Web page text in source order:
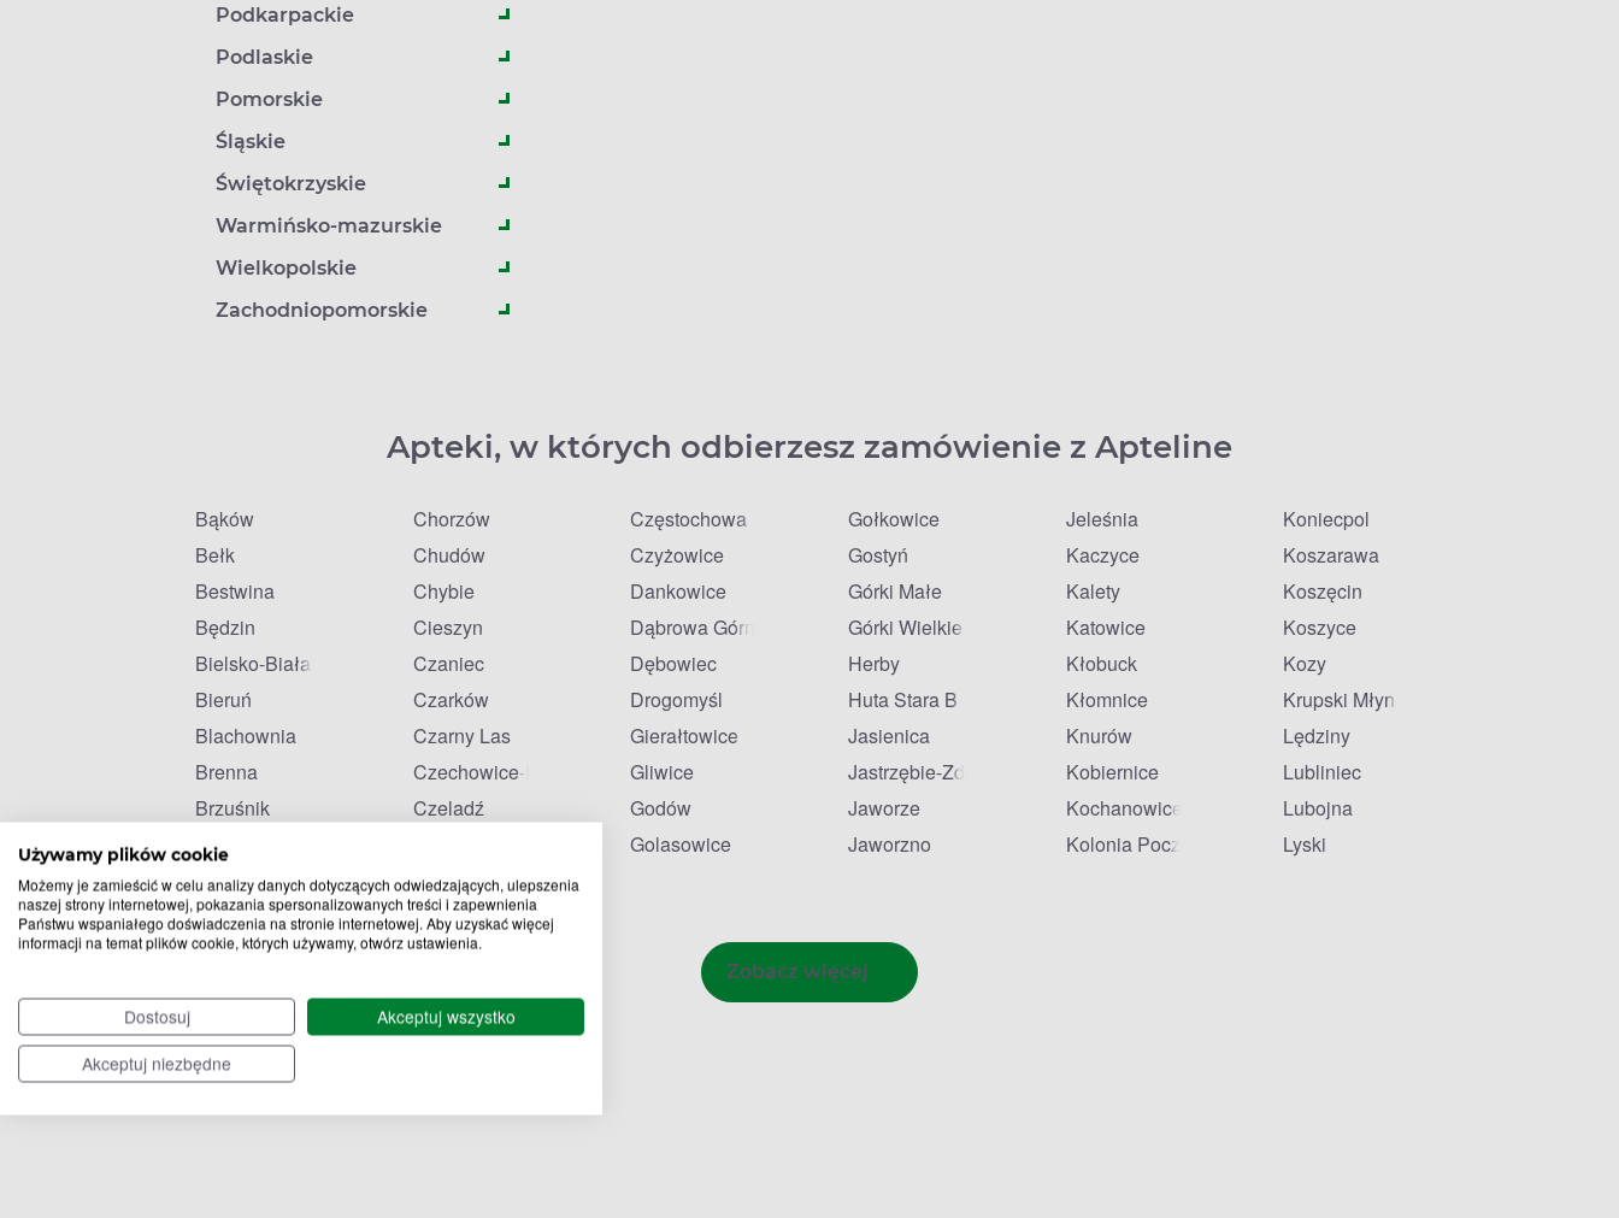
Używamy plików cookie
Możemy je zamieścić w celu analizy danych dotyczących odwiedzających, ulepszenia
naszej strony internetowej, pokazania spersonalizowanych treści i zapewnienia
Państwu wspaniałego doświadczenia na stronie internetowej. Aby uzyskać więcej
informacji na temat plików cookie, których używamy, otwórz ustawienia.
Dostosuj
Akceptuj wszystko
Akceptuj niezbędne
Podkarpackie
Podlaskie
Pomorskie
Śląskie
Świętokrzyskie
Warmińsko-mazurskie
Wielkopolskie
Zachodniopomorskie
Apteki, w których odbierzesz zamówienie z Apteline
Bąków
Bełk
Bestwina
Będzin
Bielsko-Biała
Bieruń
Blachownia
Brenna
Brzuśnik
Bytom
Chorzów
Chudów
Chybie
Cieszyn
Czaniec
Czarków
Czarny Las
Czechowice-Dziedzice
Czeladź
Częstochowa
Czyżowice
Dankowice
Dąbrowa Górnicza
Dębowiec
Drogomyśl
Gierałtowice
Gliwice
Godów
Golasowice
Gołkowice
Gostyń
Górki Małe
Górki Wielkie
Herby
Huta Stara B
Jasienica
Jastrzębie-Zdrój
Jaworze
Jaworzno
Jeleśnia
Kaczyce
Kalety
Katowice
Kłobuck
Kłomnice
Knurów
Kobiernice
Kochanowice
Kolonia Poczesna
Koniecpol
Koszarawa
Koszęcin
Koszyce
Kozy
Krupski Młyn
Lędziny
Lubliniec
Lubojna
Lyski
Zobacz więcej